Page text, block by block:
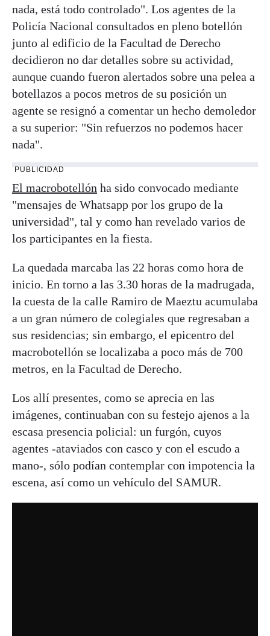
nada, está todo controlado". Los agentes de la
Policía Nacional consultados en pleno botellón
junto al edificio de la Facultad de Derecho
decidieron no dar detalles sobre su actividad,
aunque cuando fueron alertados sobre una pelea a
botellazos a pocos metros de su posición un
agente se resignó a comentar un hecho demoledor
a su superior: "Sin refuerzos no podemos hacer
nada".
PUBLICIDAD
El macrobotellón ha sido convocado mediante
"mensajes de Whatsapp por los grupo de la
universidad", tal y como han revelado varios de
los participantes en la fiesta.
La quedada marcaba las 22 horas como hora de
inicio. En torno a las 3.30 horas de la madrugada,
la cuesta de la calle Ramiro de Maeztu acumulaba
a un gran número de colegiales que regresaban a
sus residencias; sin embargo, el epicentro del
macrobotellón se localizaba a poco más de 700
metros, en la Facultad de Derecho.
Los allí presentes, como se aprecia en las
imágenes, continuaban con su festejo ajenos a la
escasa presencia policial: un furgón, cuyos
agentes -ataviados con casco y con el escudo a
mano-, sólo podían contemplar con impotencia la
escena, así como un vehículo del SAMUR.